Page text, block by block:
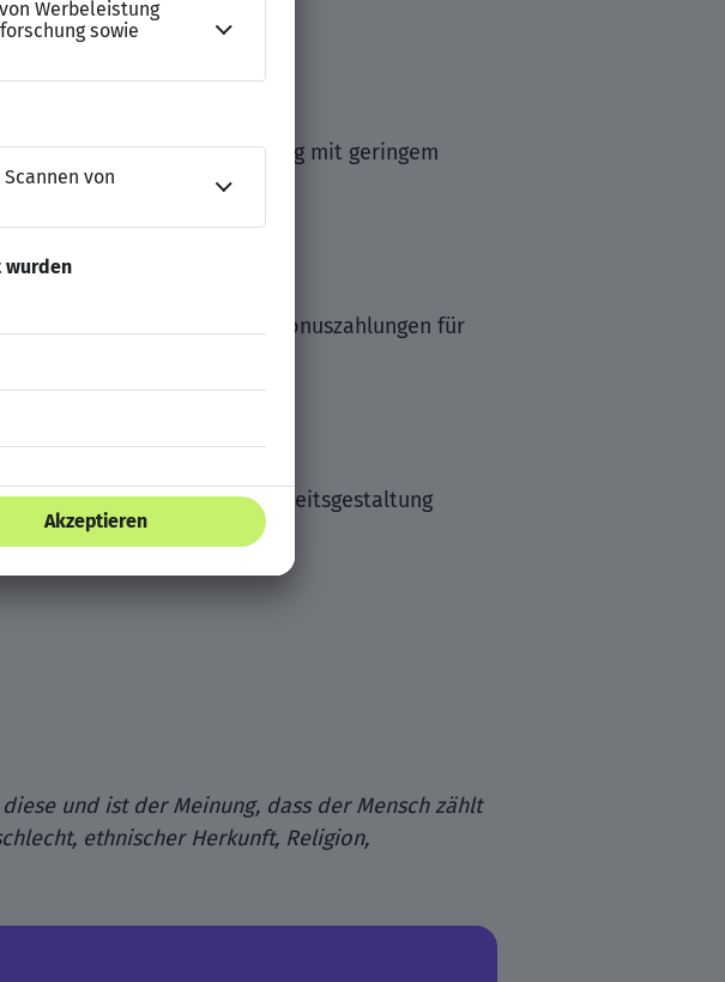
Programm, super Vergütung mit geringem
und Mobiltelefons
Weiterentwicklung. Bonuszahlungen für
flache Hierarchien
in der Arbeitsgestaltung
und ist der Meinung, dass der Mensch zählt
ethnischer Herkunft, Religion,